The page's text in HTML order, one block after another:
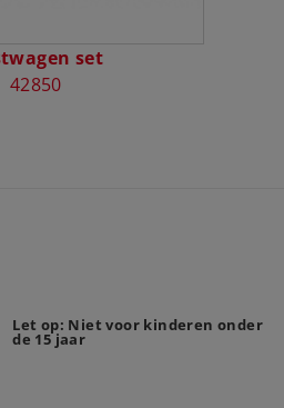
set
42850
Let op: Niet voor kinderen onder
de 15 jaar